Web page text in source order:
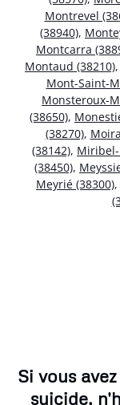
Montrevel
(38940),
Montcarra
Montaud (38210),
Mont-Saint-
Monsteroux-
(38650),
(38270),
(38142), Miribel-
(38450),
Meyrié (38300),
Si vous
suicide,